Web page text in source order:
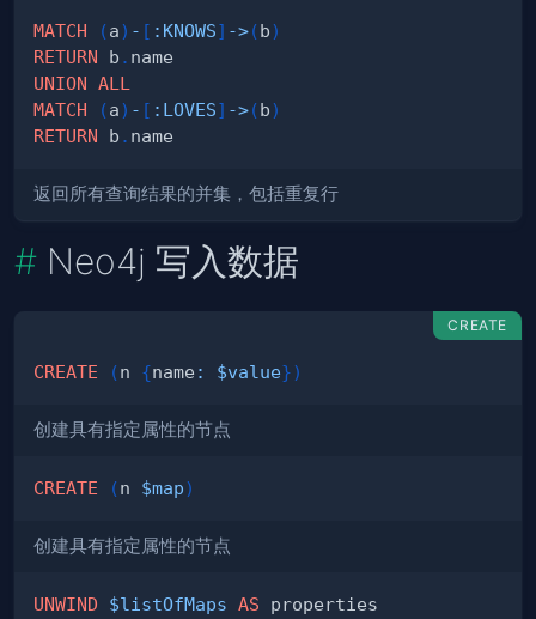
MATCH (a) - [ : KNOWS] ->(b)
RETURN b .
UNION ALL
MATCH
(a) - [ : LOVES] ->(b)
RETURN b .
返回所有查询结果的并集，包括重复行
Neo4j 写入数据
CREATE
CREATE (n {name : $value})
创建具有指定属性的节点
CREATE (n $map)
创建具有指定属性的节点
UNWIND $listOfMaps AS